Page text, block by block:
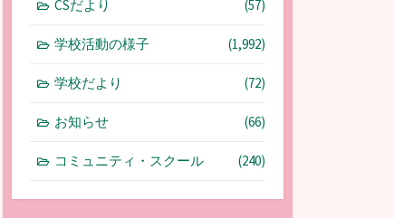
CSだより (57)
学校活動の様子 (1,992)
学校だより (72)
お知らせ (66)
コミュニティ・スクール (240)